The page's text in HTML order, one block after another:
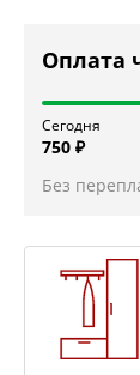
Оплата
Сегодня
750 ₽
Без